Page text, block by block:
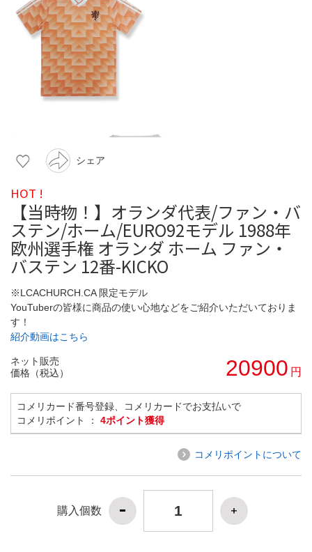
シェア
HOT !
【当時物！】オランダ代表/ファン・バ
ステン/ホーム/EURO92モデル 1988年
欧州選手権 オランダ ホーム ファン・
バステン 12番-KICKO
※LCACHURCH.CA 限定モデル
YouTuberの皆様に商品の使い心地などをご紹介いただいておりま
す！
紹介動画はこちら
ネット販売
価格（税込）
20900 円
コメリカード番号登録、コメリカードでお支払いで
コメリポイント ： 4ポイント獲得
コメリポイントについて
購入個数